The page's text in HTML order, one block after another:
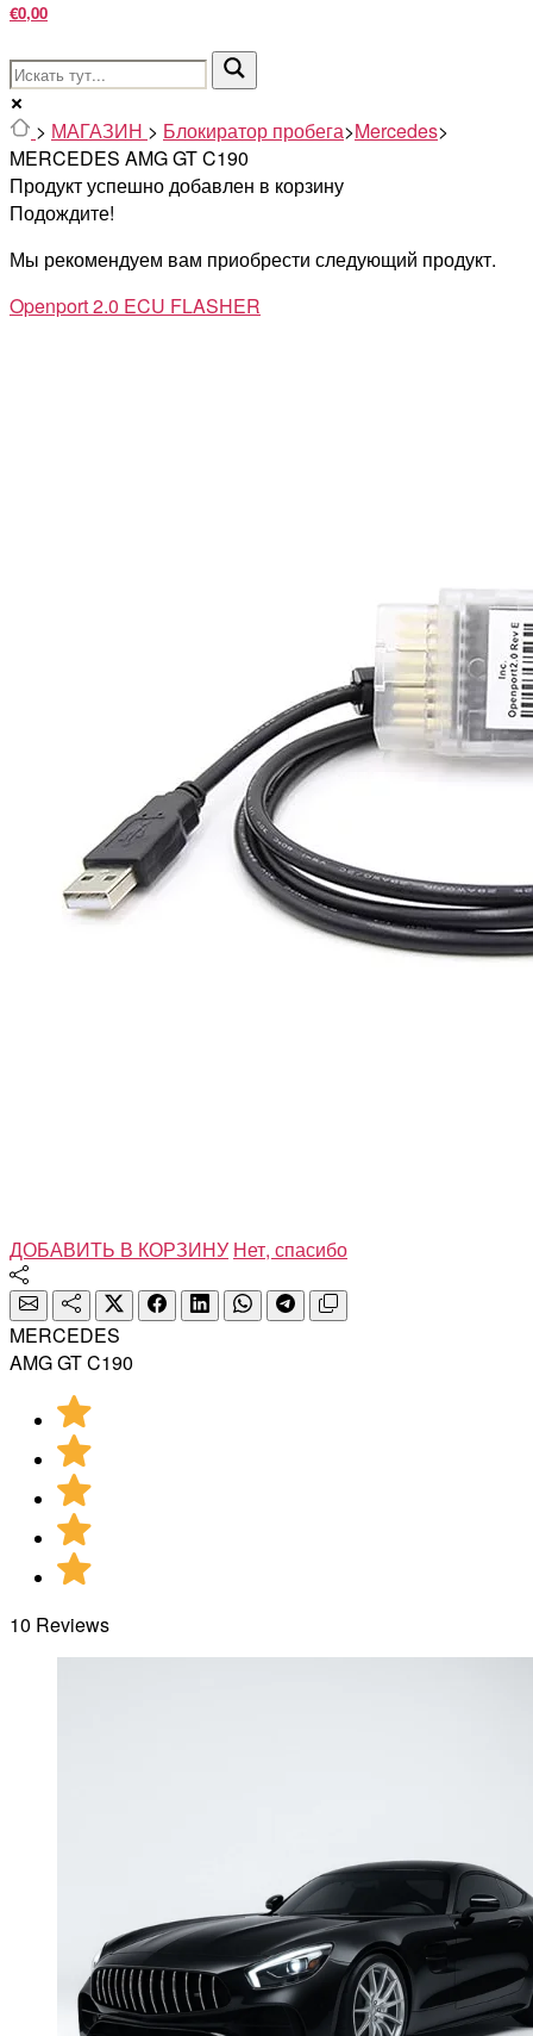
€0,00
> МАГАЗИН > Блокиратор пробега>Mercedes>
MERCEDES AMG GT C190
Продукт успешно добавлен в корзину
Подождите!
Мы рекомендуем вам приобрести следующий продукт.
Openport 2.0 ECU FLASHER
ДОБАВИТЬ В КОРЗИНУ Нет, спасибо
MERCEDES
AMG GT C190
10 Reviews